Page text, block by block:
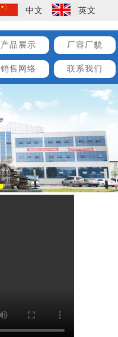
中文 英文
产品展示 厂容厂貌
销售网络 联系我们